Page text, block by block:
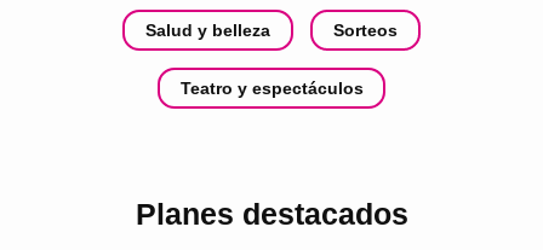
Salud y belleza Sorteos
Teatro y espectáculos
Planes destacados